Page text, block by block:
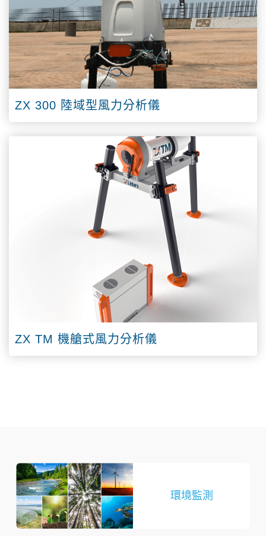
ZX 300 陸域型風力分析儀
ZX TM 機艙式風力分析儀
環境監測